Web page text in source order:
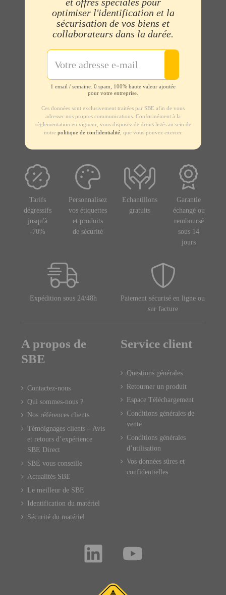
et offres spéciales pour
optimiser l'identification et la
sécurisation de vos biens et
collaborateurs dans la durée.
1 email / semaine. 0 spam, 100% haute valeur ajoutée
pour votre entreprise.
Ces données sont exclusivement traitées par SBE afin de vous
adresser nos propres communications. Conformément à la
règlementation en vigueur, vous disposez de droits listés au sein de
notre politique de confidentialité, que vous pouvez exercer.
Tarifs
dégressifs
jusqu'à
-70%
Personnalisez
vos étiquettes
et produits
de sécurité
Echantillons
gratuits
Garantie
échangé ou
remboursé
sous 14
jours
Expédition sous 24/48h
Paiement sécurisé en ligne ou
sur facture
A propos de
SBE
Contactez-nous
Qui sommes-nous ?
Nos références clients
Témoignages clients – Avis
et retours d’expérience
SBE Direct
SBE vous conseille
Actualités SBE
Le meilleur de SBE
Identification du matériel
Sécurité du matériel
Service client
Questions générales
Retourner un produit
Espace Téléchargement
Conditions générales de
vente
Conditions générales
d’utilisation
Vos données sûres et
confidentielles